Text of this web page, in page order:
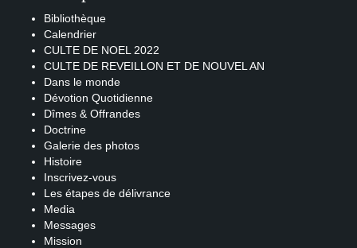
Bibliothèque
Calendrier
CULTE DE NOEL 2022
CULTE DE REVEILLON ET DE NOUVEL AN
Dans le monde
Dévotion Quotidienne
Dîmes & Offrandes
Doctrine
Galerie des photos
Histoire
Inscrivez-vous
Les étapes de délivrance
Media
Messages
Mission